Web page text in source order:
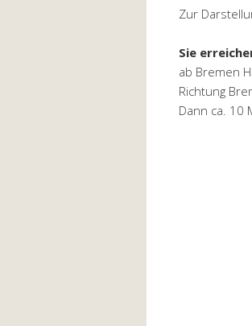
Zur
Sie
ab Bremen
Richtung
Dann ca. 10